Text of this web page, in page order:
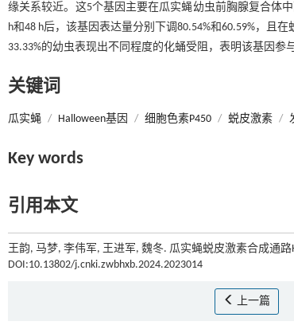
缘关系较近。这5个基因主要在瓜实蝇幼虫前胸腺复合体
h和48 h后，该基因表达量分别下调80.54%和60.59%，且
33.33%的幼虫表现出不同程度的化蛹受阻，表明该基因
关键词
瓜实蝇 / Halloween基因 / 细胞色素P450 / 蜕皮激素 /
Key words
引用本文
王韵, 马梦, 李伟军, 王进军, 魏冬. 瓜实蝇蜕皮激素合成通路
DOI:10.13802/j.cnki.zwbhxb.2024.2023014
上一篇